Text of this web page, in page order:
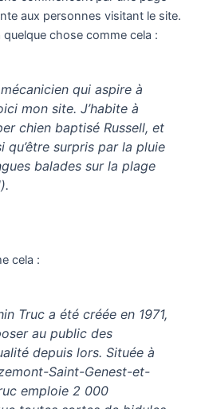
aux personnes visitant le site.
chose comme cela :
qui aspire à
mon site. J’habite à
chien baptisé Russell, et
qu’être surpris par la pluie
balades sur la plage
cela :
Truc a été créée en 1971,
au public des
depuis lors. Située à
Saint-Genest-et-
emploie 2 000